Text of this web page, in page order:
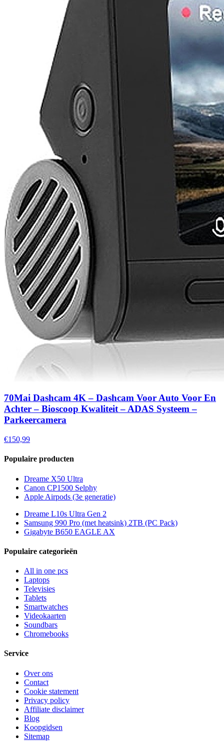
70Mai Dashcam 4K – Dashcam Voor Auto Voor En
Achter – Bioscoop Kwaliteit – ADAS Systeem –
Parkeercamera
€150,99
Populaire producten
Dreame X50 Ultra
Canon CP1500 Selphy
Apple Airpods (3e generatie)
Dreame L10s Ultra Gen 2
Samsung 990 Pro (met heatsink) 2TB (PC Pack)
Gigabyte B650 EAGLE AX
Populaire categorieën
All in one pcs
Laptops
Televisies
Tablets
Smartwatches
Videokaarten
Soundbars
Chromebooks
Service
Over ons
Contact
Cookie statement
Privacy policy
Affiliate disclaimer
Blog
Koopgidsen
Sitemap